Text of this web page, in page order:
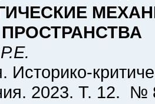
Историко-
2023. Т. 12. №